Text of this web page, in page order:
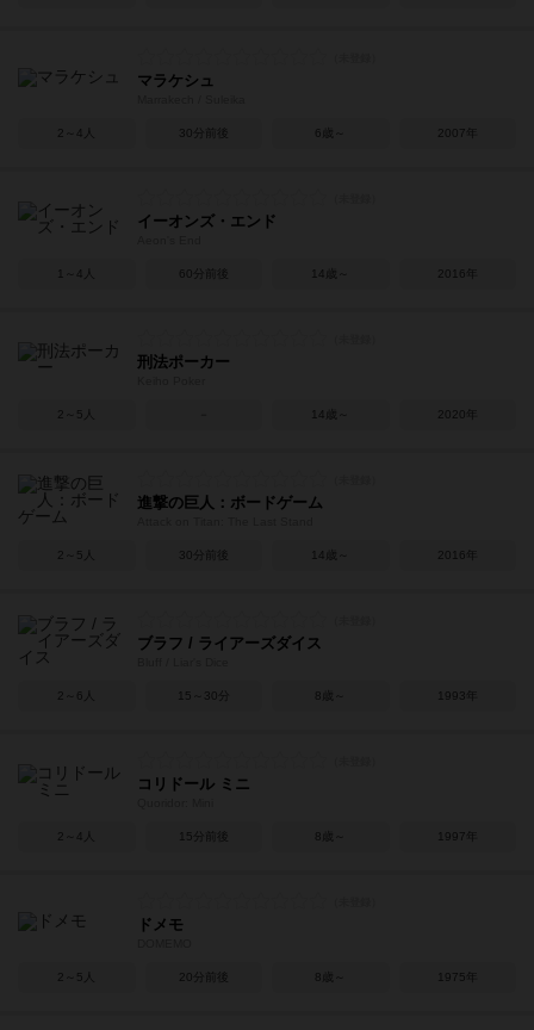
マラケシュ
2～4人 30分前後 6歳～ 2007年
イーオンズ・エンド
1～4人 60分前後 14歳～ 2016年
刑法ポーカー
2～5人 14歳～ 2020年
進撃の巨人：ボードゲーム
2～5人 30分前後 14歳～ 2016年
ブラフ / ライアーズダイス
2～6人 15～30分 8歳～ 1993年
コリドール ミニ
2～4人 15分前後 8歳～ 1997年
ドメモ
2～5人 20分前後 8歳～ 1975年